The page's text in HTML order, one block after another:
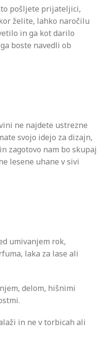
pošljete prijateljici,
želite, lahko naročilu
in ga kot darilo
boste navedli ob
ne najdete ustrezne
svojo idejo za dizajn,
zagotovo nam bo skupaj
lesene uhane v sivi
umivanjem rok,
laka za lase ali
delom, hišnimi
in ne v torbicah ali